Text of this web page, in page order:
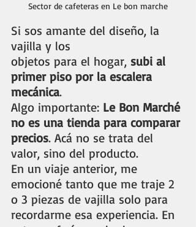
Sector de cafeteras en Le bon marche
Si sos amante del diseño, la
vajilla y los
objetos para el hogar, subi al
primer piso por la escalera
mecánica.
Algo importante: Le Bon Marché
no es una tienda para comparar
precios. Acá no se trata del
valor, sino del producto.
En un viaje anterior, me
emocioné tanto que me traje 2
o 3 piezas de vajilla solo para
recordarme esa experiencia. En